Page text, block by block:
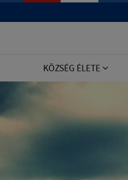
KÖZSÉG ÉLETE